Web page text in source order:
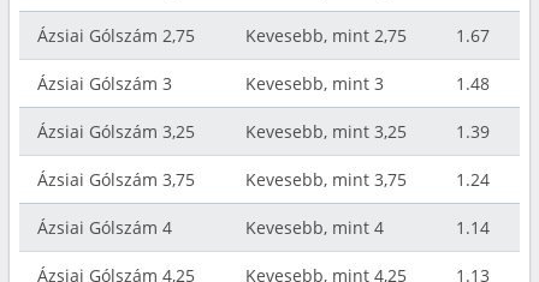
Ázsiai Gólszám 2,75 Kevesebb, mint 2,75 1.67
Ázsiai Gólszám 3 Kevesebb, mint 3 1.48
Ázsiai Gólszám 3,25 Kevesebb, mint 3,25 1.39
Ázsiai Gólszám 3,75 Kevesebb, mint 3,75 1.24
Ázsiai Gólszám 4 Kevesebb, mint 4 1.14
Ázsiai Gólszám 4,25 Kevesebb, mint 4,25 1.13